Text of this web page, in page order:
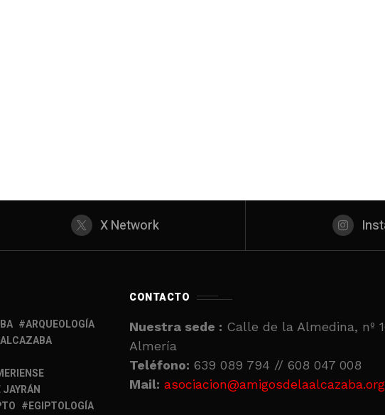
X Network
ARQUEOLOGÍA
ALCAZABA
EGIPTOLOGÍA
CONTACTO
Nuestra sede : Calle de la Almedina, nº
Almería
Teléfono: 639 089 794 // 608 047 008
Mail: asociacion@amigosdelaalcazaba.org